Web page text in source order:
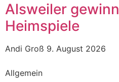
Alsweiler
Heimspiele
Andi Groß 9. August 2026
Allgemein